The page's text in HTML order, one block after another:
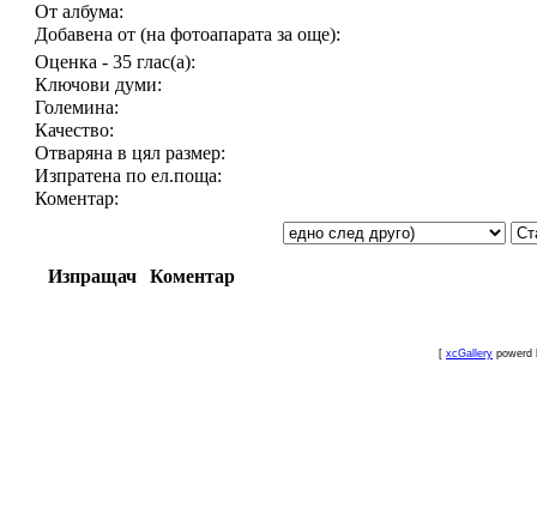
От албума:
Добавена от (на фотоапарата за още):
Оценка - 35 глас(а):
Ключови думи:
Големина:
Качество:
Отваряна в цял размер:
Изпратена по ел.поща:
Коментар:
Изпращач Коментар
[ xcGallery